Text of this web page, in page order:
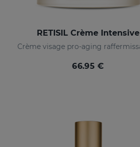
RETISIL Crème Intensive
66.95 €